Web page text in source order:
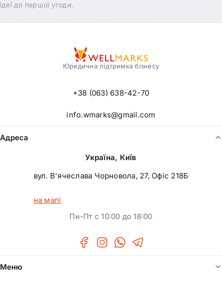
ідеї до першої угоди.
Що входить до послуг з реєстрації бізнесу:
Реєстрація фізичної особи-підприємця (ФОП)
Внесення змін до реєстраційних даних підприємства
Юридична підтримка бізнесу
+38 (063) 638-42-70
info.wmarks@gmail.com
Адреса
Україна, Київ
вул. В'ячеслава Чорновола, 27, Офіс 218Б
на мапі
Пн-Пт с 10:00 до 18:00
Меню